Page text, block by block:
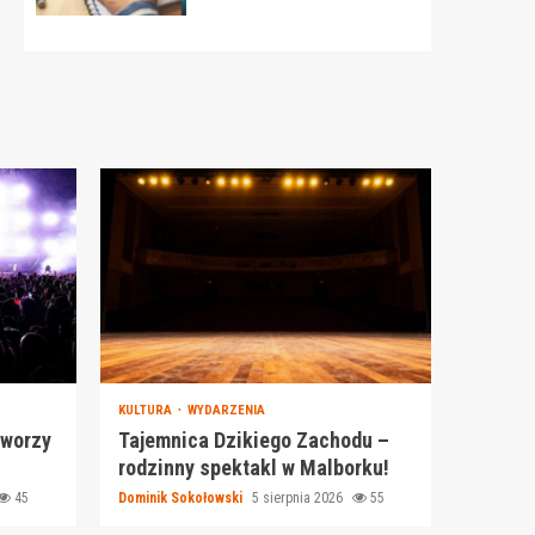
45
KULTURA WYDARZENIA
Tajemnica Dzikiego Zachodu –
rodzinny spektakl w Malborku!
Dominik Sokołowski 5 sierpnia 2026 55